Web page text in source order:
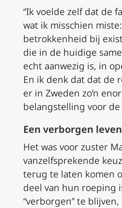
“Ik voelde zelf dat de
wat ik misschien
betrokkenheid bij
die in de huidige
echt aanwezig is, in
En ik denk dat dat de
er in Zweden zo’n
belangstelling voor de
Een verborgen
Het was voor zuster
vanzelfsprekende
terug te laten komen
deel van hun roeping
“verborgen” te